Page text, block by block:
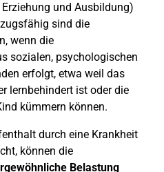
und Ausbildung)
sind die
wenn die
sozialen, psychologischen
erfolgt, etwa weil das
lernbehindert ist oder die
kümmern können.
durch eine Krankheit
können die
Belastung